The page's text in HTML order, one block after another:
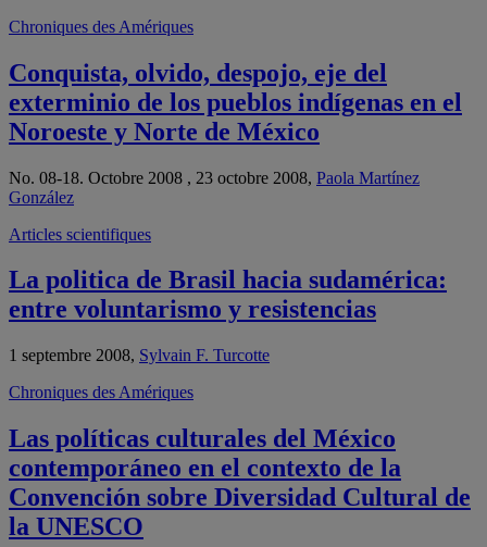
Chroniques des Amériques
Conquista, olvido, despojo, eje del
exterminio de los pueblos indígenas en el
Noroeste y Norte de México
No. 08-18. Octobre 2008 , 23 octobre 2008, Paola Martínez
González
Articles scientifiques
La politica de Brasil hacia sudamérica:
entre voluntarismo y resistencias
1 septembre 2008, Sylvain F. Turcotte
Chroniques des Amériques
Las políticas culturales del México
contemporáneo en el contexto de la
Convención sobre Diversidad Cultural de
la UNESCO